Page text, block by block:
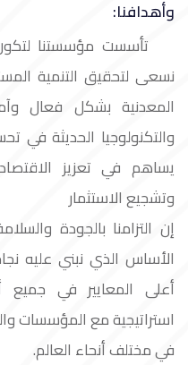
وأهدافنا:
تأسست مؤسستنا
نسعى لتحقيق التنمية
المعدنية بشكل فعال
والتكنولوجيا الحديثة في
يساهم في تعزيز
وتشجيع الاستثمار
إن التزامنا بالجودة
الأساس الذي نبني عليه
أعلى المعايير في جميع
استراتيجية مع المؤسسات
في مختلف أنحاء العالم.